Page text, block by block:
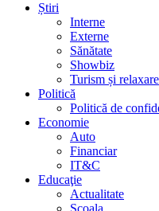
Știri
Interne
Externe
Sănătate
Showbiz
Turism și relaxare
Politică
Politică de
Economie
Auto
Financiar
IT&C
Educaţie
Actualitate
Şcoala